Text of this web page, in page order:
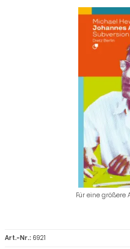
Für eine größere
Art.-Nr.: 6921